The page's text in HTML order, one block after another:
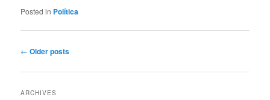
Posted in Política
Post
← Older posts
ARCHIVES